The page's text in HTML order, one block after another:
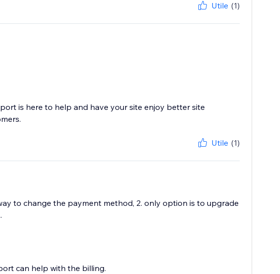
Utile (1)
is here to help and have your site enjoy better site
Utile (1)
to change the payment method, 2. only option is to upgrade
can help with the billing.